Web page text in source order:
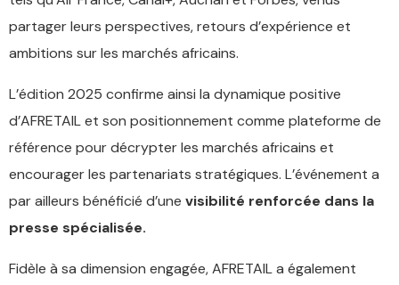
partager leurs perspectives, retours d’expérience et
ambitions sur les marchés africains.
L’édition 2025 confirme ainsi la dynamique positive
d’AFRETAIL et son positionnement comme plateforme de
référence pour décrypter les marchés africains et
encourager les partenariats stratégiques. L’événement a
par ailleurs bénéficié d’une visibilité renforcée dans la
presse spécialisée.
Fidèle à sa dimension engagée, AFRETAIL a également